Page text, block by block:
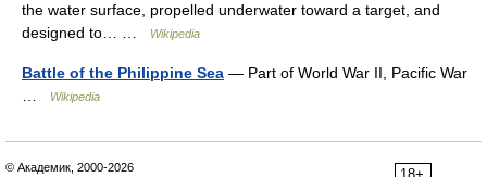
the water surface, propelled underwater toward a target, and
designed to… …
Wikipedia
Battle of the Philippine Sea — Part of World War II, Pacific War
Wikipedia
© Академик, 2000-2026